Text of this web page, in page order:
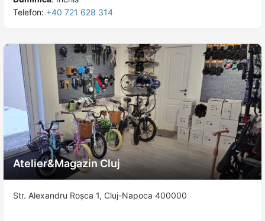
Telefon: +40 721 628 314
Atelier&Magazin Cluj
Str. Alexandru Roșca 1, Cluj-Napoca 400000